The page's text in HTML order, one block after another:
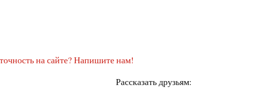
на сайте? Напишите нам!
Рассказать друзьям: